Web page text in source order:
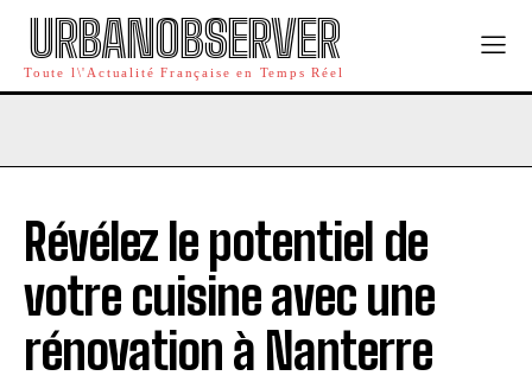
URBANOBSERVER
Toute l\'Actualité Française en Temps Réel
Révélez le potentiel de
votre cuisine avec une
rénovation à Nanterre